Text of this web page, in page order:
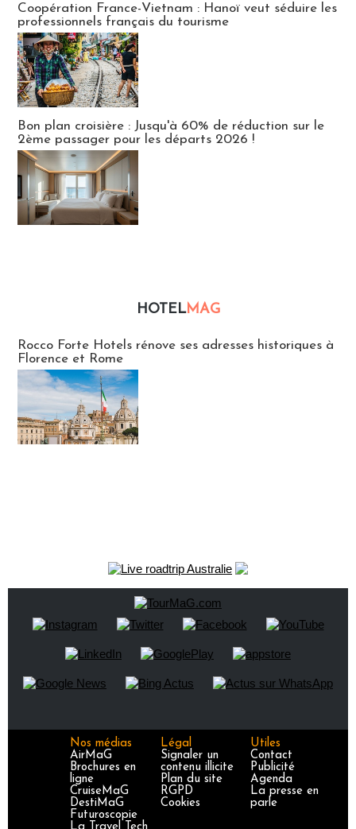
Coopération France-Vietnam : Hanoï veut séduire les
professionnels français du tourisme
Bon plan croisière : Jusqu'à 60% de réduction sur le
2ème passager pour les départs 2026 !
HOTELMAG
Rocco Forte Hotels rénove ses adresses historiques à
Florence et Rome
Nos médias
AirMaG
Brochures en
ligne
CruiseMaG
DestiMaG
Futuroscopie
Légal
Signaler un
contenu illicite
Plan du site
RGPD
Cookies
Utiles
Contact
Publicité
Agenda
La presse en
parle